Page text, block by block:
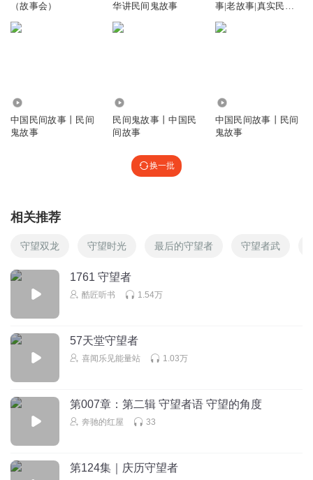
（故事会）
华讲民间鬼故事
事|老故事|真实民间
中国民间故事丨民间
鬼故事
民间鬼故事丨中国民
间故事
中国民间故事丨民间
鬼故事
换一批
相关推荐
守望双龙 守望时光 最后的守望者 守望者武
1761 守望者
酷匠听书 1.54万
57天堂守望者
喜闻乐见能量站 1.03万
第007章：第二辑 守望者语 守望的角度
奔驰的红屋 33
第124集｜庆历守望者